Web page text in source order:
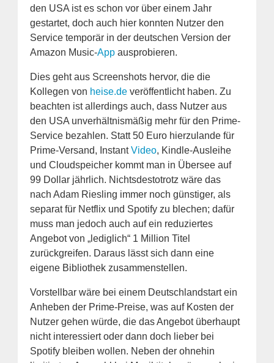
den USA ist es schon vor über einem Jahr
gestartet, doch auch hier konnten Nutzer den
Service temporär in der deutschen Version der
Amazon Music-App ausprobieren.
Dies geht aus Screenshots hervor, die die
Kollegen von heise.de veröffentlicht haben. Zu
beachten ist allerdings auch, dass Nutzer aus
den USA unverhältnismäßig mehr für den Prime-
Service bezahlen. Statt 50 Euro hierzulande für
Prime-Versand, InstantVideo, Kindle-Ausleihe
und Cloudspeicher kommt man in Übersee auf
99 Dollar jährlich. Nichtsdestotrotz wäre das
nach Adam Riesling immer noch günstiger, als
separat für Netflix und Spotify zu blechen; dafür
muss man jedoch auch auf ein reduziertes
Angebot von „lediglich“ 1 Million Titel
zurückgreifen. Daraus lässt sich dann eine
eigene Bibliothek zusammenstellen.
Vorstellbar wäre bei einem Deutschlandstart ein
Anheben der Prime-Preise, was auf Kosten der
Nutzer gehen würde, die das Angebot überhaupt
nicht interessiert oder dann doch lieber bei
Spotify bleiben wollen. Neben der ohnehin